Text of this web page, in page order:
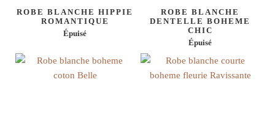
ROBE BLANCHE HIPPIE
ROMANTIQUE
Épuisé
ROBE BLANCHE
DENTELLE BOHEME
CHIC
Épuisé